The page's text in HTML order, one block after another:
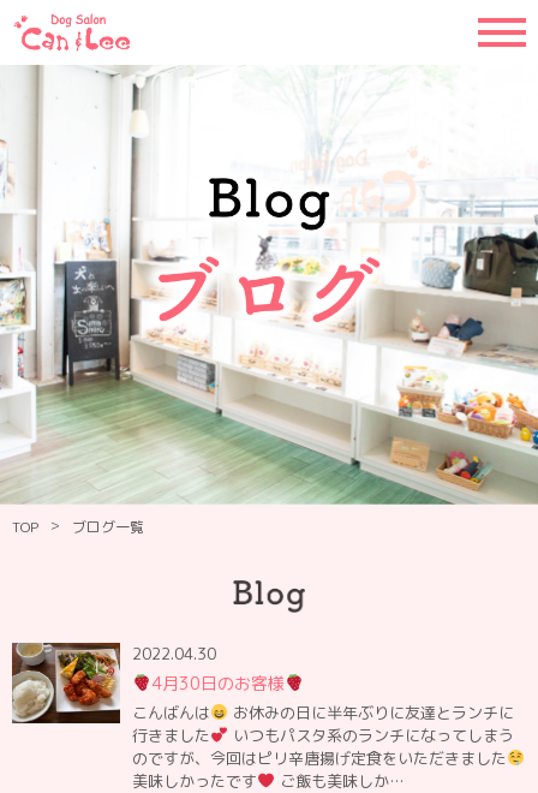
TOP > ブログ一覧
2022.04.30
4月30日のお客様
こんばんは
お休みの日に半年ぶりに友達とランチに
行きました
いつもパスタ系のランチになってしまう
のですが、今回はピリ辛唐揚げ定食をいただきました
美味しかったです
ご飯も美味しか…